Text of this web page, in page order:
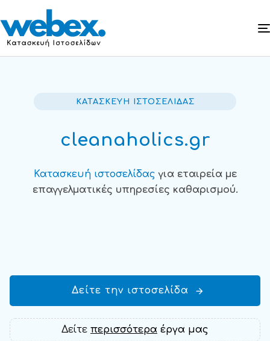
ΚΑΤΑΣΚΕΥΗ ΙΣΤΟΣΕΛΙΔΑΣ
cleanaholics.gr
Κατασκευή ιστοσελίδας για εταιρεία με
επαγγελματικές υπηρεσίες καθαρισμού.
Δείτε την ιστοσελίδα
Δείτε περισσότερα έργα μας